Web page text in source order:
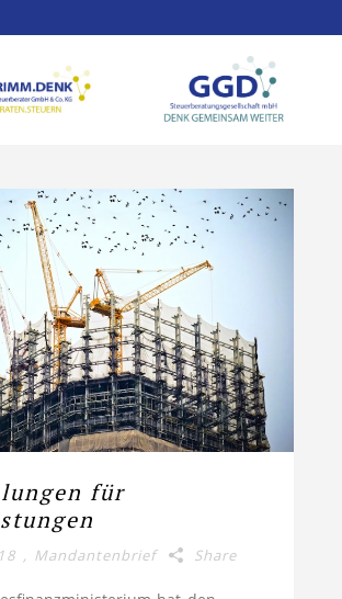
für
, Mandantenbrief Share